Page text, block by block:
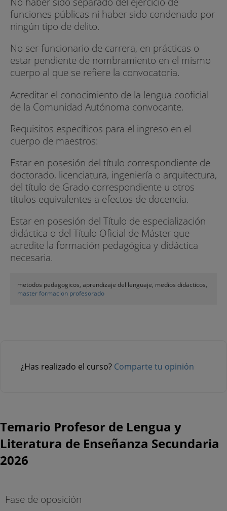
funciones públicas ni haber sido condenado por
ningún tipo de delito.
No ser funcionario de carrera, en prácticas o
estar pendiente de nombramiento en el mismo
cuerpo al que se refiere la convocatoria.
Acreditar el conocimiento de la lengua cooficial
de la Comunidad Autónoma convocante.
Requisitos específicos para el ingreso en el
cuerpo de maestros:
Estar en posesión del título correspondiente de
doctorado, licenciatura, ingeniería o arquitectura,
del título de Grado correspondiente u otros
títulos equivalentes a efectos de docencia.
Estar en posesión del Título de especialización
didáctica o del Título Oficial de Máster que
acredite la formación pedagógica y didáctica
necesaria.
metodos pedagogicos, aprendizaje del lenguaje, medios didacticos,
master formacion profesorado
¿Has realizado el curso? Comparte tu opinión
Temario Profesor de Lengua y
Literatura de Enseñanza Secundaria
2026
Fase de oposición